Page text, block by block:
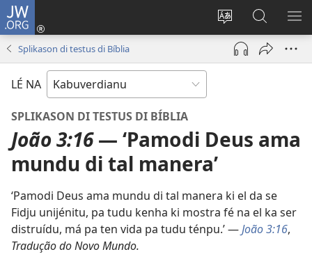
JW.ORG
Troka
língua
di
Entra
(abri
janéla
Faze
piskiza
na
Splikason di testus di Bíblia
LÉ NA
SPLIKASON DI TESTUS DI BÍBLIA
João 3:16— ‘Pamodi Deus ama
mundu di tal manera’
‘Pamodi Deus ama mundu di tal manera ki el da se
Fidju unijénitu, pa tudu kenha ki mostra fé na el ka ser
distruídu, má pa ten vida pa tudu ténpu.’ —João 3:16,
Tradução do Novo Mundo.